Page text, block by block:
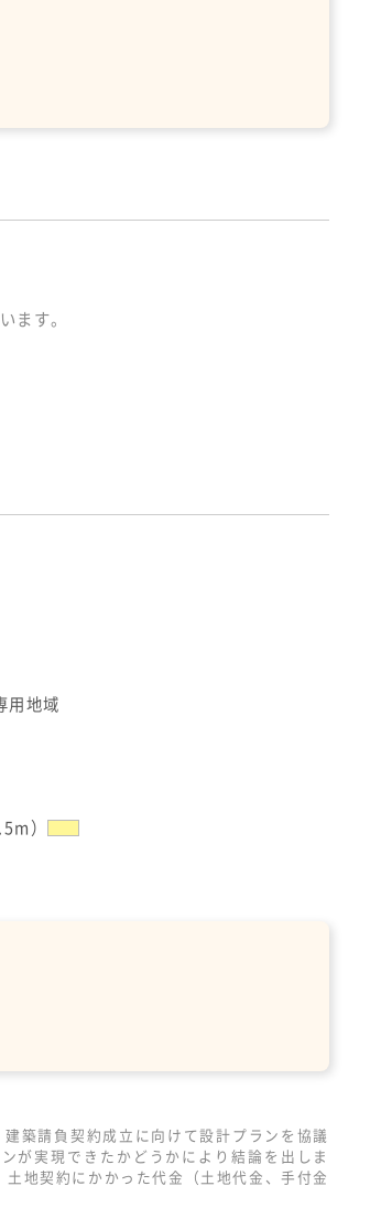
ます。
用地域
）
築請負契約成立に向けて設計プランを協議
が実現できたかどうかにより結論を出しま
地契約にかかった代金（土地代金、手付金